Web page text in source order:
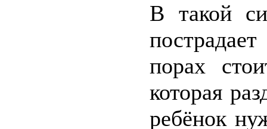
В такой
порах
которая
ребёнок